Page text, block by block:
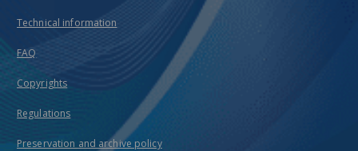
Technical information
FAQ
Copyrights
Regulations
Preservation and archive policy